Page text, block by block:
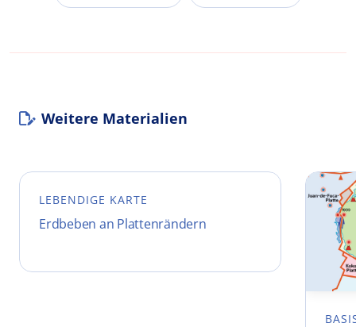
Weitere Materialien
LEBENDIGE KARTE
Erdbeben an Plattenrändern